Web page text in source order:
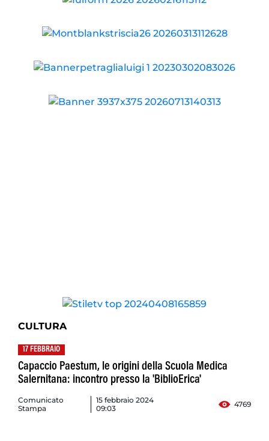
CULTURA
17 FEBBRAIO
Capaccio Paestum, le origini della Scuola Medica
Salernitana: incontro presso la 'BiblioErica'
Comunicato
Stampa
15 febbraio 2024
09:03
4769